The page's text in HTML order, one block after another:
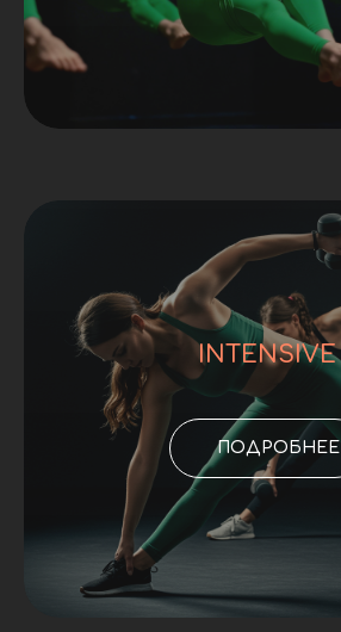
INTENSIVE
ПОДРОБНЕЕ